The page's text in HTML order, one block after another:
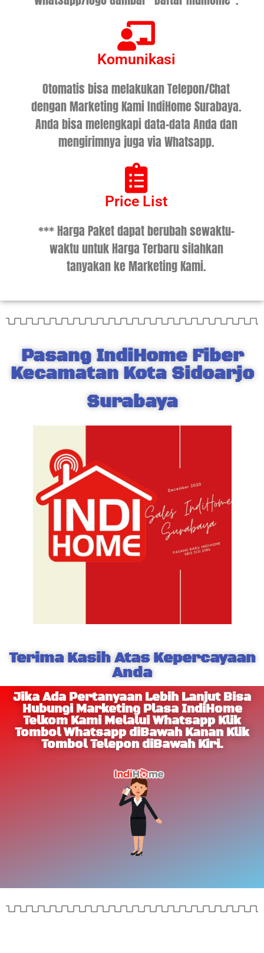
Komunikasi
Otomatis bisa melakukan Telepon/Chat
dengan Marketing Kami IndiHome Surabaya.
Anda bisa melengkapi data-data Anda dan
mengirimnya juga via Whatsapp.
Price List
*** Harga Paket dapat berubah sewaktu-
waktu untuk Harga Terbaru silahkan
tanyakan ke Marketing Kami.
Pasang IndiHome Fiber
Kecamatan Kota Sidoarjo
Surabaya
Terima Kasih Atas Kepercayaan
Anda
Jika Ada Pertanyaan Lebih Lanjut Bisa
Hubungi Marketing Plasa IndiHome
Telkom Kami Melalui Whatsapp Klik
Tombol Whatsapp diBawah Kanan Klik
Tombol Telepon diBawah Kiri.